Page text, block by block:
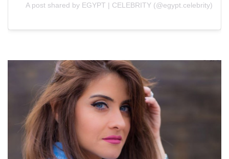
A post shared by EGYPT | CELEBRITY (@egypt.celebrity)